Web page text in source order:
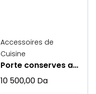
Accessoires de
Cuisine
Porte conserves avec coté en verre
10 500,00 Da